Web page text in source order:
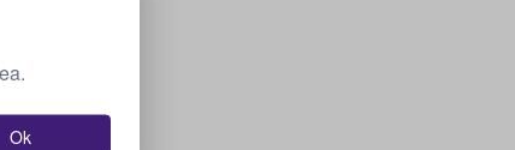
Ok